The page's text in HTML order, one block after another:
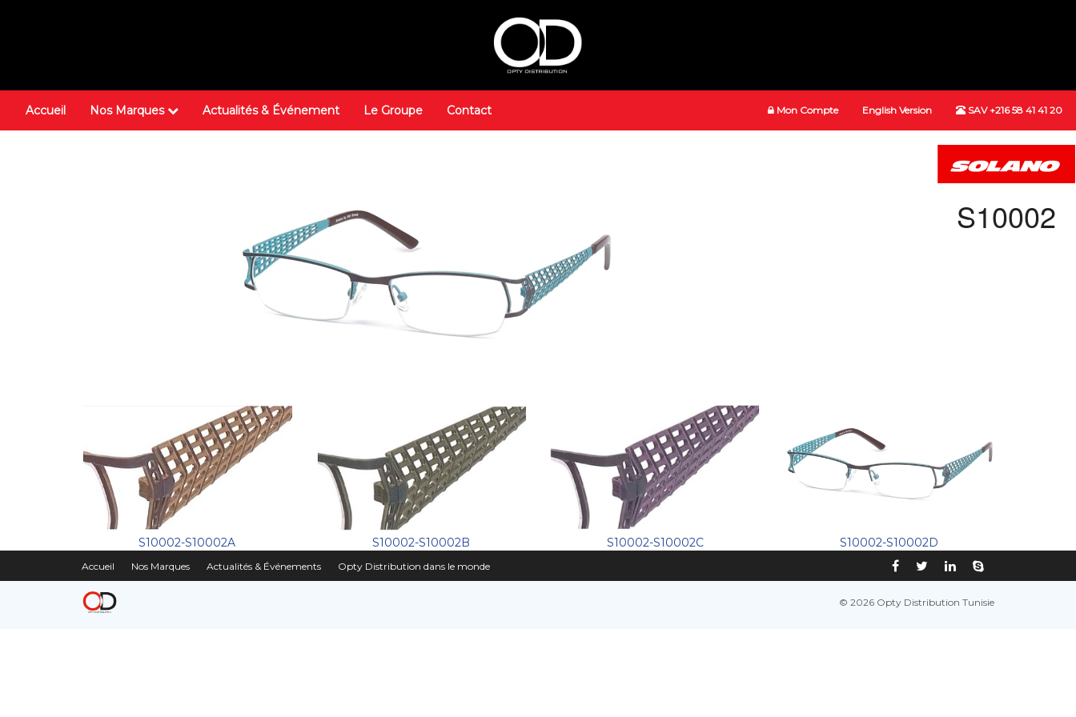
Accueil Nos Marques Actualités & Événement Le Groupe Contact Mon Compte English Version SAV +216 58 41 41 20
S10002
S10002-S10002A S10002-S10002B S10002-S10002C S10002-S10002D
Accueil Nos Marques Actualités & Événements Opty Distribution dans le monde
© 2026 Opty Distribution Tunisie